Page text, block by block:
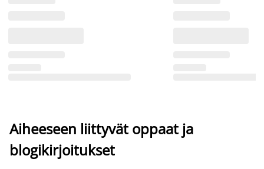
Aiheeseen liittyvät oppaat ja
blogikirjoitukset